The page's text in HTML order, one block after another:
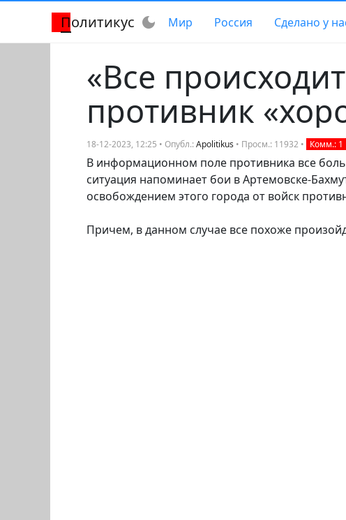
Политикус dark_mode Мир Россия Сделано у
«Все
противник
18-12-2023, 12:25 • Опубл.:Apolitikus • Просм.: 11932 • Комм.: 1
В информационном поле противника все
ситуация напоминает бои в Артемовске-
освобождением этого города от войск
Причем, в данном случае все похоже